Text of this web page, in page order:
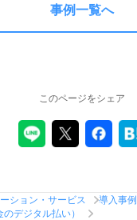
事例一覧へ
このページをシェア
ション・サービス
導入事例
デジタル払い）